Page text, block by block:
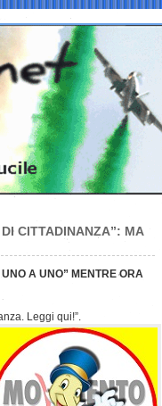
CITTADINANZA”: MA
A UNO” MENTRE ORA
Leggi qui!”.